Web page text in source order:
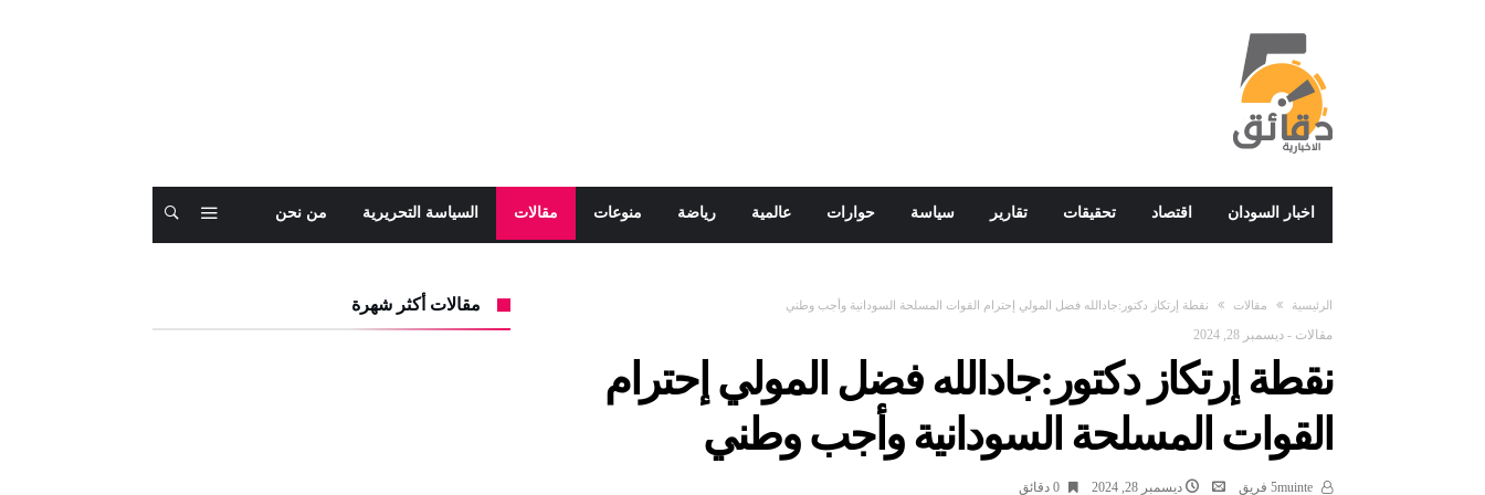
اخبار السودان اقتصاد تحقيقات تقارير سياسة حوارات عالمية رياضة منوعات مقالات السياسة التحريرية من نحن
‫الرئيسية‬ مقالات نقطة إرتكاز دكتور:جادالله فضل المولي إحترام القوات المسلحة السودانية وأجب وطني
مقالات - ديسمبر 28, 2024
نقطة إرتكاز دكتور:جادالله فضل المولي إحترام
القوات المسلحة السودانية وأجب وطني
ديسمبر 28, 2024 0 ‫دقائق‬
مقالات أكثر شهرة